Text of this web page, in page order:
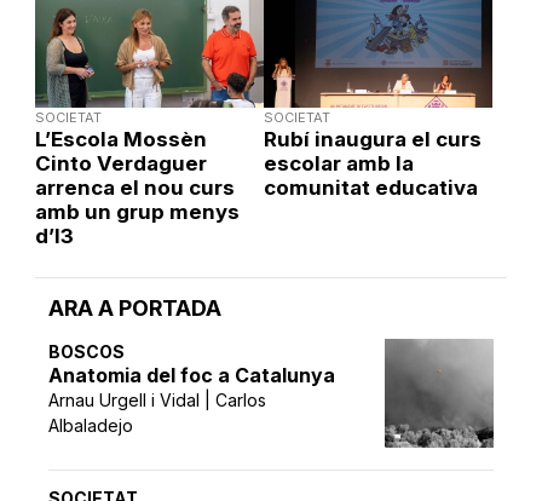
ARA A PORTADA
BOSCOS
Anatomia del foc a Catalunya
Arnau Urgell i Vidal | Carlos
Albaladejo
SOCIETAT
L’Escola Mossèn
Cinto Verdaguer
arrenca el nou curs
amb un grup menys
d’I3
SOCIETAT
Rubí inaugura el curs
escolar amb la
comunitat educativa